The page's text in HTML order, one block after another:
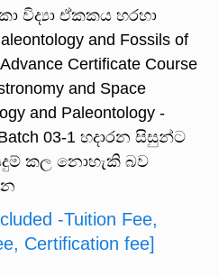
විද්‍යා ඒකකය හරහා
and Fossils of
Certificate Course
and Space
and Paleontology -
Batch 03-1 හදාරන සිසුන්ට
කල නොහැකි බව
-Tuition Fee,
Certification fee]